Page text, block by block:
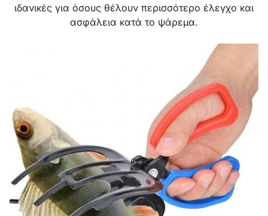
ιδανικές για όσους θέλουν περισσότερο έλεγχο και
ασφάλεια κατά το ψάρεμα.